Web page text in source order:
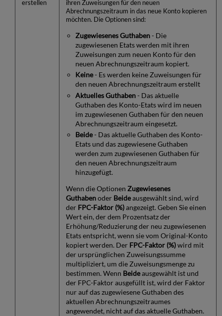
erstellen
ihren Zuweisungen für den neuen
Abrechnungszeitraum in das neue Konto kopieren
möchten. Die Optionen sind:
Zugewiesenes Guthaben- Die
zugewiesenen Etats werden mit ihren
Zuweisungen zum neuen Konto für den
neuen Abrechnungszeitraum kopiert.
Keine- Es werden keine Zuweisungen für
den neuen Abrechnungszeitraum erstellt
Aktuelles Guthaben- Das aktuelle
Guthaben des Konto-Etats wird im neuen
im zugewiesenen Guthaben für den neuen
Abrechnungszeitraum eingesetzt.
Beide- Das aktuelle Guthaben des Konto-
Etats und das zugewiesene Guthaben
werden zum zugewiesenen Guthaben für
den neuen Abrechnungszeitraum
hinzugefügt.
Wenn die Optionen Zugewiesenes
Guthabenoder Beideausgewählt sind, wird
derFPC-Faktor (%)angezeigt. Geben Sie einen
Wert ein, der dem Prozentsatz der
Erhöhung/Reduzierung der neu zugewiesenen
Etats entspricht, wenn sie vom Original-Konto
kopiert werden. Der FPC-Faktor (%)wird mit
der ursprünglichen Zuweisungssumme
multipliziert, um die Zuweisungsmenge zu
bestimmen. Wenn Beideausgewählt ist und
der FPC-Faktor ausgefüllt ist, wird der Faktor
nur auf das zugewiesene Guthaben des
aktuellen Abrechnungszeitraumes
angewendet, nicht auf das aktuelle Guthaben.